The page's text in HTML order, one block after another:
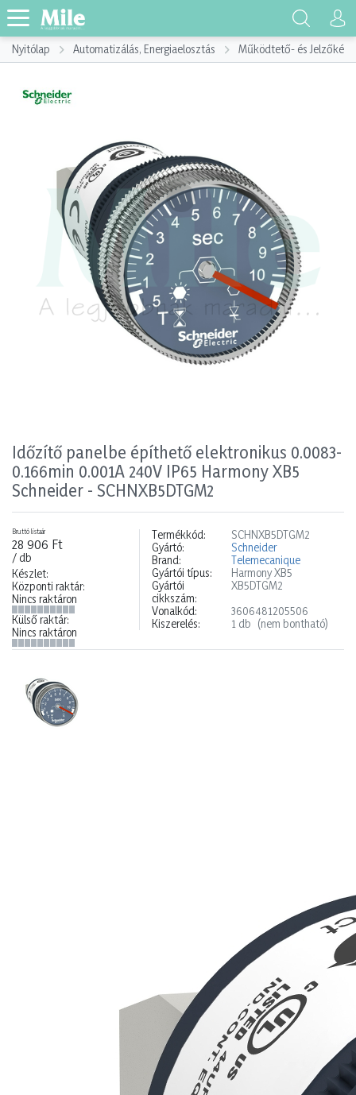
Nyitólap Automatizálás, Energiaelosztás Működtető- és
Időzítő panelbe építhető elektronikus 0.0083-
0.166min 0.001A 240V IP65 Harmony XB5
Schneider - SCHNXB5DTGM2
Bruttó listaár
28 906 Ft
/ db
Készlet:
Központi raktár:
Nincs raktáron
Külső raktár:
Nincs raktáron
Termékkód:
SCHNXB5DTGM2
Gyártó:
Schneider
Brand:
Telemecanique
Gyártói típus:
Harmony XB5
Gyártói
cikkszám:
XB5DTGM2
Vonalkód:
3606481205506
Kiszerelés:
1 db (nem bontható)